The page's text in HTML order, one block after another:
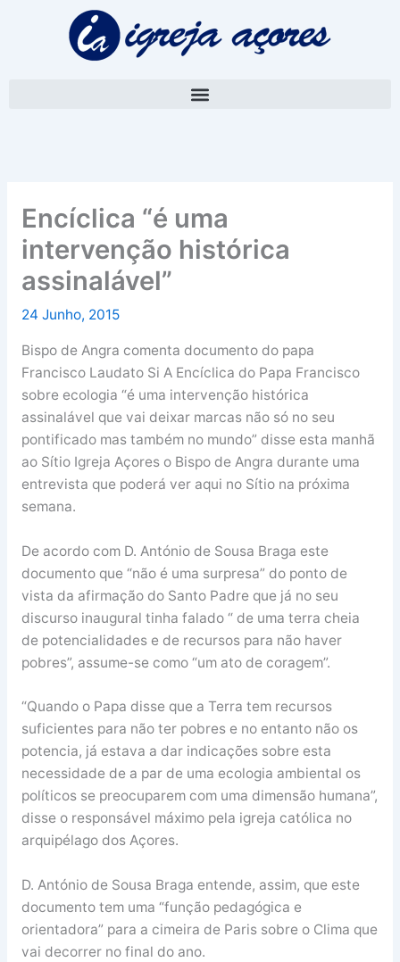
Encíclica “é uma
intervenção histórica
assinalável”
24 Junho, 2015
Bispo de Angra comenta documento do papa
Francisco Laudato Si A Encíclica do Papa Francisco
sobre ecologia “é uma intervenção histórica
assinalável que vai deixar marcas não só no seu
pontificado mas também no mundo” disse esta manhã
ao Sítio Igreja Açores o Bispo de Angra durante uma
entrevista que poderá ver aqui no Sítio na próxima
semana.
De acordo com D. António de Sousa Braga este
documento que “não é uma surpresa” do ponto de
vista da afirmação do Santo Padre que já no seu
discurso inaugural tinha falado “ de uma terra cheia
de potencialidades e de recursos para não haver
pobres”, assume-se como “um ato de coragem”.
“Quando o Papa disse que a Terra tem recursos
suficientes para não ter pobres e no entanto não os
potencia, já estava a dar indicações sobre esta
necessidade de a par de uma ecologia ambiental os
políticos se preocuparem com uma dimensão humana”,
disse o responsável máximo pela igreja católica no
arquipélago dos Açores.
D. António de Sousa Braga entende, assim, que este
documento tem uma “função pedagógica e
orientadora” para a cimeira de Paris sobre o Clima que
vai decorrer no final do ano.